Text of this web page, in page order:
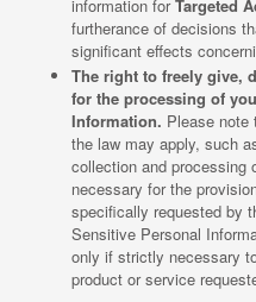
information forTargeted
furtherance of decisions
significant effects
The right to freely give,
for the processing of
Information. Please note
the law may apply, such
collection and processing
necessary for the
specifically requested by
Sensitive Personal
only if strictly necessary
product or service